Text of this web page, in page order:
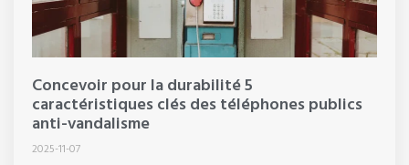
Concevoir pour la durabilité 5
caractéristiques clés des téléphones publics
anti-vandalisme
2025-11-07